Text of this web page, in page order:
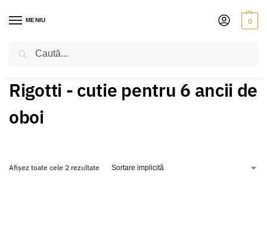
MENIU 0
Rigotti - cutie pentru 6 ancii de
oboi
Afișez toate cele 2 rezultate